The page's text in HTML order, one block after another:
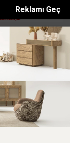
Reklamı Geç
Manavgat